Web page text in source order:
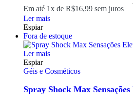
Em até 1x de R$16,99 sem juros
Ler mais
Espiar
Fora de estoque
Ler mais
Espiar
Géis e Cosméticos
Spray Shock Max